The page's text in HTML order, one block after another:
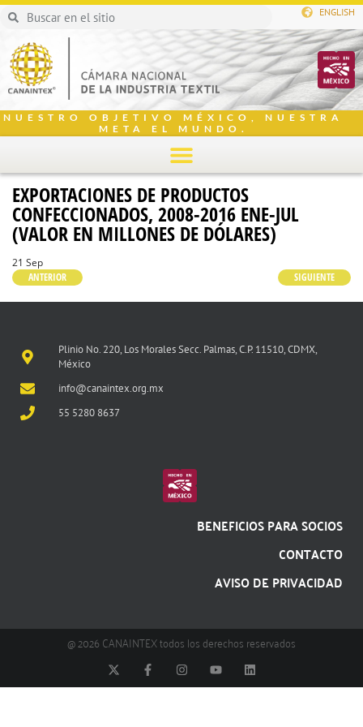
ENGLISH
NUESTRO OBJETIVO MÉXICO, NUESTRA
META EL MUNDO.
EXPORTACIONES DE PRODUCTOS
CONFECCIONADOS, 2008-2016 ENE-JUL
(VALOR EN MILLONES DE DÓLARES)
21 Sep
ANTERIOR
SIGUIENTE
Plinio No. 220, Los Morales Secc. Palmas, C.P. 11510, CDMX,
México
info@canaintex.org.mx
55 5280 8637
BENEFICIOS PARA SOCIOS
CONTACTO
AVISO DE PRIVACIDAD
@ 2026 CANAINTEX todos los derechos reservados